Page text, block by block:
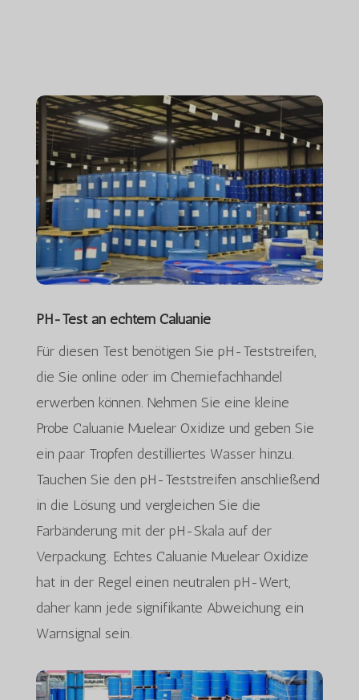
PH-Test an echtem Caluanie
Für diesen Test benötigen Sie pH-Teststreifen,
die Sie online oder im Chemiefachhandel
erwerben können. Nehmen Sie eine kleine
Probe Caluanie Muelear Oxidize und geben Sie
ein paar Tropfen destilliertes Wasser hinzu.
Tauchen Sie den pH-Teststreifen anschließend
in die Lösung und vergleichen Sie die
Farbänderung mit der pH-Skala auf der
Verpackung. Echtes Caluanie Muelear Oxidize
hat in der Regel einen neutralen pH-Wert,
daher kann jede signifikante Abweichung ein
Warnsignal sein.